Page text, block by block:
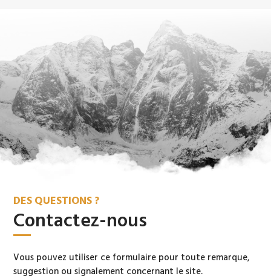
DES QUESTIONS ?
Contactez-nous
Vous pouvez utiliser ce formulaire pour toute remarque,
suggestion ou signalement concernant le site.